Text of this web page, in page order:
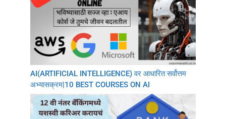
AI(ARTIFICIAL INTELLIGENCE) वर आधारित सर्वोत्तम
अभ्यासक्रम|10 BEST COURSES ON AI